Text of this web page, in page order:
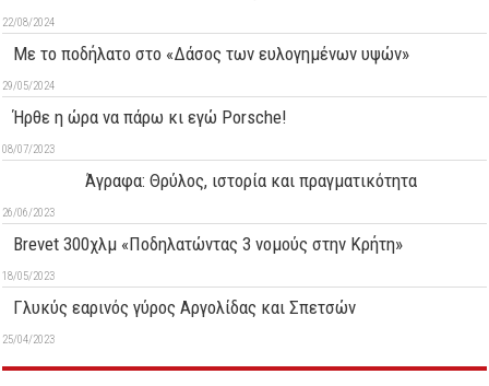
22/08/2024
Με το ποδήλατο στο «Δάσος των ευλογημένων υψών»
29/05/2024
Ήρθε η ώρα να πάρω κι εγώ Porsche!
08/07/2023
Άγραφα: Θρύλος, ιστορία και πραγματικότητα
26/06/2023
Brevet 300χλμ «Ποδηλατώντας 3 νομούς στην Κρήτη»
18/05/2023
Γλυκύς εαρινός γύρος Αργολίδας και Σπετσών
25/04/2023